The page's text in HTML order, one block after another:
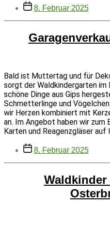
Abschied
Beitragsdatum
8. Februar 2025
Bald ist Muttertag und für
sorgt der Waldkindergarten im
schöne Dinge aus Gips
Schmetterlinge und
wir Herzen kombiniert mit
an. Im Angebot haben wir
Karten und Reagenzgläser auf
Beitragsdatum
8. Februar 2025